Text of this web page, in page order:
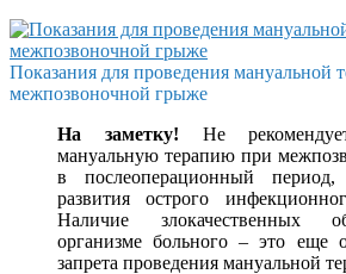
Показания для проведения мануальной
межпозвоночной грыже
На заметку! Не
мануальную терапию при
в послеоперационный
развития острого
Наличие злокачественных
организме больного – это еще
запрета проведения мануальной